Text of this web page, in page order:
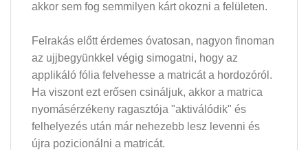
akkor sem fog semmilyen kárt okozni a felületen.
Felrakás előtt érdemes óvatosan, nagyon finoman
az ujjbegyünkkel végig simogatni, hogy az
applikáló fólia felvehesse a matricát a hordozóról.
Ha viszont ezt erősen csináljuk, akkor a matrica
nyomásérzékeny ragasztója "aktiválódik" és
felhelyezés után már nehezebb lesz levenni és
újra pozicionálni a matricát.